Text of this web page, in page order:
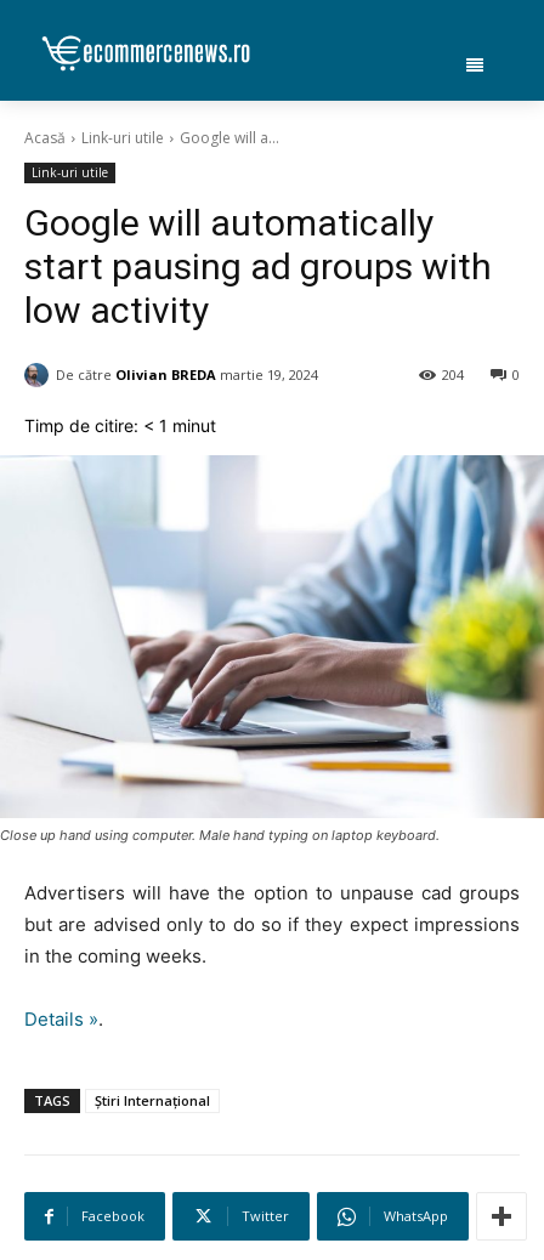
Acasă Link-uri utile Google will a...
Link-uri utile
Google will automatically
start pausing ad groups with
low activity
De către Olivian BREDA martie 19, 2024 0
204
Timp de citire: < 1 minut
Close up hand using computer. Male hand typing on laptop keyboard.
Advertisers will have the option to unpause cad groups
but are advised only to do so if they expect impressions
in the coming weeks.
Details ».
TAGS Știri Internațional
Facebook Twitter WhatsApp